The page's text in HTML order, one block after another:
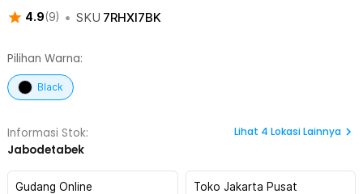
4.9(9) • SKU 7RHXI7BK
Pilihan Warna:
Black
Informasi Stok:
Jabodetabek
Lihat 4 Lokasi Lainnya
Gudang Online Toko Jakarta Pusat